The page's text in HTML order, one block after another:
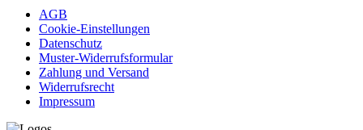
AGB
Cookie-Einstellungen
Datenschutz
Muster-Widerrufsformular
Zahlung und Versand
Widerrufsrecht
Impressum